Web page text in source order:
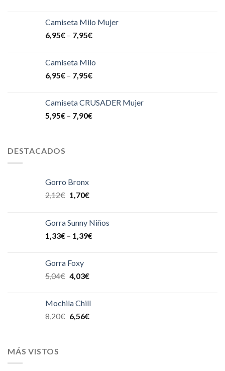
Camiseta Milo Mujer
6,95€ – 7,95€
Camiseta Milo
6,95€ – 7,95€
Camiseta CRUSADER Mujer
5,95€ – 7,90€
DESTACADOS
Gorro Bronx
2,12€ 1,70€
Gorra Sunny Niños
1,33€ – 1,39€
Gorra Foxy
5,04€ 4,03€
Mochila Chill
8,20€ 6,56€
MÁS VISTOS